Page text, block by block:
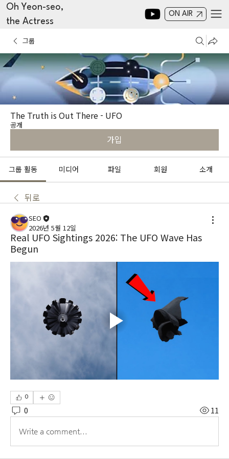
Oh Yeon-seo,
the Actress
ON AIR
그룹
The Truth is Out There - UFO
공개
가입
그룹 활동 미디어 파일 회원 소개
뒤로
SEO
2026년 5월 12일
Real UFO Sightings 2026: The UFO Wave Has
Begun
0
0 11
Write a comment...